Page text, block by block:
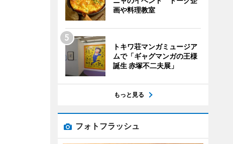
画や料理教室
トキワ荘マンガミュージア
ムで「ギャグマンガの王様
誕生 赤塚不二夫展」
もっと見る
フォトフラッシュ